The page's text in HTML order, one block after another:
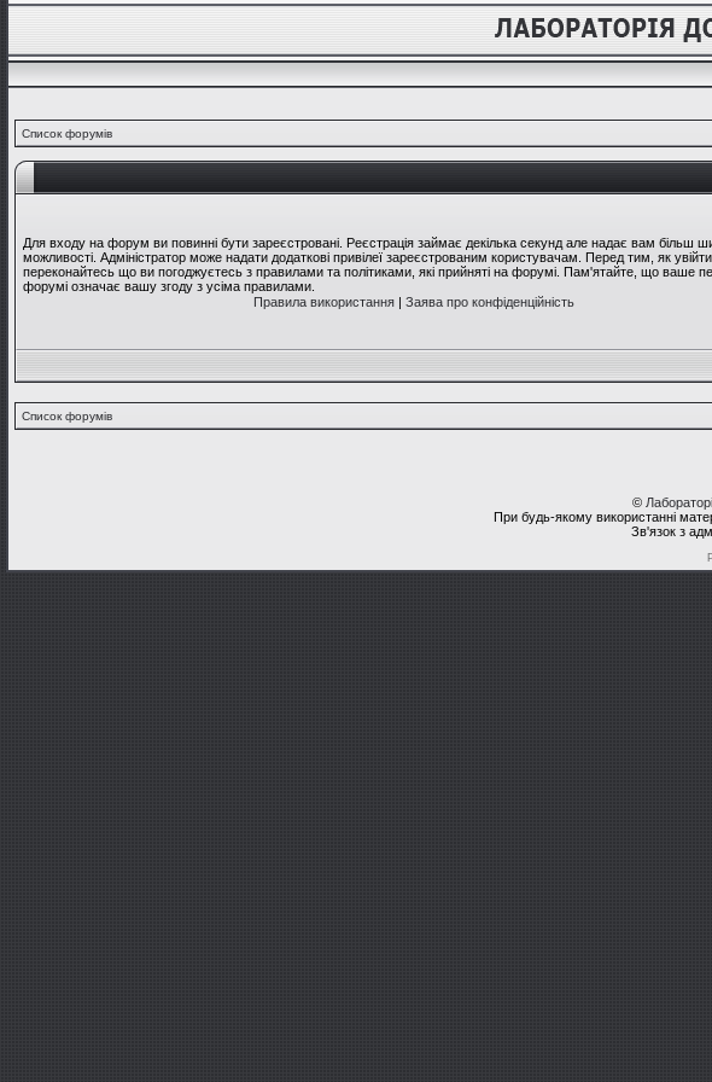
Список форумів
Для входу на форум ви повинні бути зареєстровані. Реєстрація займає декілька секунд але надає вам більш
можливості. Адміністратор може надати додаткові привілеї зареєстрованим користувачам. Перед тим, як
переконайтесь що ви погоджуєтесь з правилами та політиками, які прийняті на форумі. Пам'ятайте, що ваше
форумі означає вашу згоду з усіма правилами.
Правила використання| Заява про конфіденційність
Список форумів
©
При будь-якому використанні
Зв'язок з